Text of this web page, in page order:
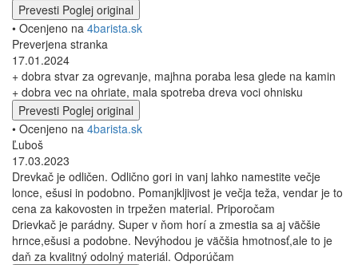
Prevesti Poglej original
• Ocenjeno na 4barista.sk
Preverjena stranka
17.01.2024
+ dobra stvar za ogrevanje, majhna poraba lesa glede na kamin
+ dobra vec na ohriate, mala spotreba dreva voci ohnisku
Prevesti Poglej original
• Ocenjeno na 4barista.sk
Ľuboš
17.03.2023
Drevkač je odličen. Odlično gori in vanj lahko namestite večje
lonce, ešusi in podobno. Pomanjkljivost je večja teža, vendar je to
cena za kakovosten in trpežen material. Priporočam
Drievkač je parádny. Super v ňom horí a zmestia sa aj väčšie
hrnce,ešusi a podobne. Nevýhodou je väčšia hmotnosť,ale to je
daň za kvalitný odolný materiál. Odporúčam